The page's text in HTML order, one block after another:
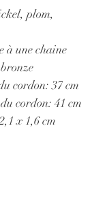
plom,
à une chaine
cordon: 37 cm
cordon: 41 cm
x 1,6 cm